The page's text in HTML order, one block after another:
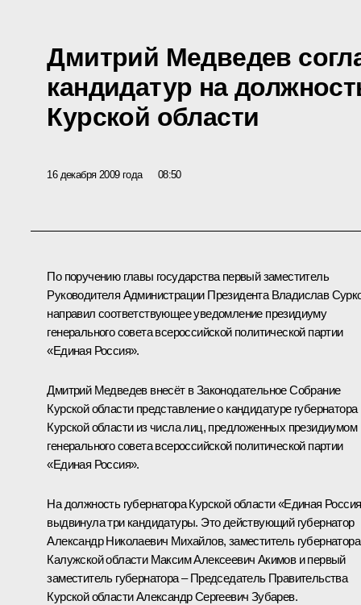
Дмитрий Медведев
кандидатур на
Курской области
16 декабря 2009 года 08:50
По поручению главы государства первый заместитель
Руководителя Администрации Президента Владислав
направил соответствующее уведомление президиуму
генерального совета всероссийской политической партии
«Единая Россия».
Дмитрий Медведев внесёт в Законодательное Собрание
Курской области представление о кандидатуре губернатора
Курской области из числа лиц, предложенных президиумом
генерального совета всероссийской политической партии
«Единая Россия».
На должность губернатора Курской области «Единая
выдвинула три кандидатуры. Это действующий губернатор
Александр Николаевич Михайлов, заместитель губернатора
Калужской области Максим Алексеевич Акимов и первый
заместитель губернатора – Председатель Правительства
Курской области Александр Сергеевич Зубарев.